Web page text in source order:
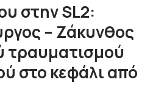
στην SL2:
– Ζάκυνθος
τραυματισμού
στο κεφάλι από